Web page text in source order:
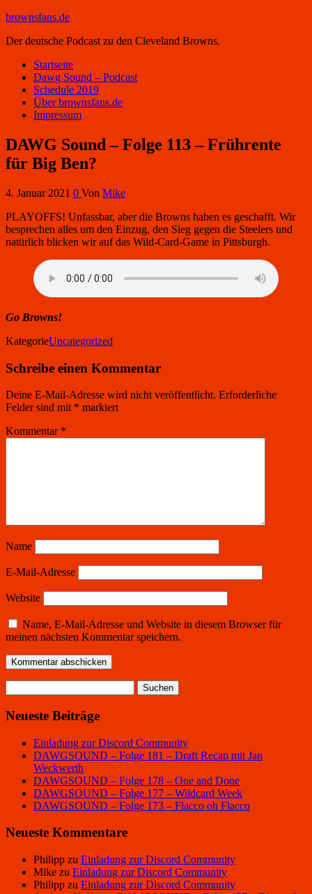
brownsfans.de
Der deutsche Podcast zu den Cleveland Browns.
Startseite
Dawg Sound – Podcast
Schedule 2019
Über brownsfans.de
Impressum
DAWG Sound – Folge 113 – Frührente
für Big Ben?
4. Januar 2021 0 Von Mike
PLAYOFFS! Unfassbar, aber die Browns haben es geschafft. Wir
besprechen alles um den Einzug, den Sieg gegen die Steelers und
natürlich blicken wir auf das Wild-Card-Game in Pittsburgh.
Go Browns!
KategorieUncategorized
Schreibe einen Kommentar
Deine E-Mail-Adresse wird nicht veröffentlicht. Erforderliche
Felder sind mit * markiert
Kommentar *
Name
E-Mail-Adresse
Website
Name, E-Mail-Adresse und Website in diesem Browser für
meinen nächsten Kommentar speichern.
nach:
Neueste Beiträge
Einladung zur Discord Community
DAWGSOUND – Folge 181 – Draft Recap mit Jan
Weckwerth
DAWGSOUND – Folge 178 – One and Done
DAWGSOUND – Folge 177 – Wildcard Week
DAWGSOUND – Folge 173 – Flacco oh Flacco
Neueste Kommentare
Philipp zu Einladung zur Discord Community
Mike zu Einladung zur Discord Community
Philipp zu Einladung zur Discord Community